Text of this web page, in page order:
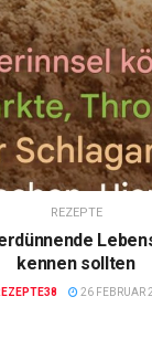
REZEPTE
kennen sollten
26 FEBRUAR